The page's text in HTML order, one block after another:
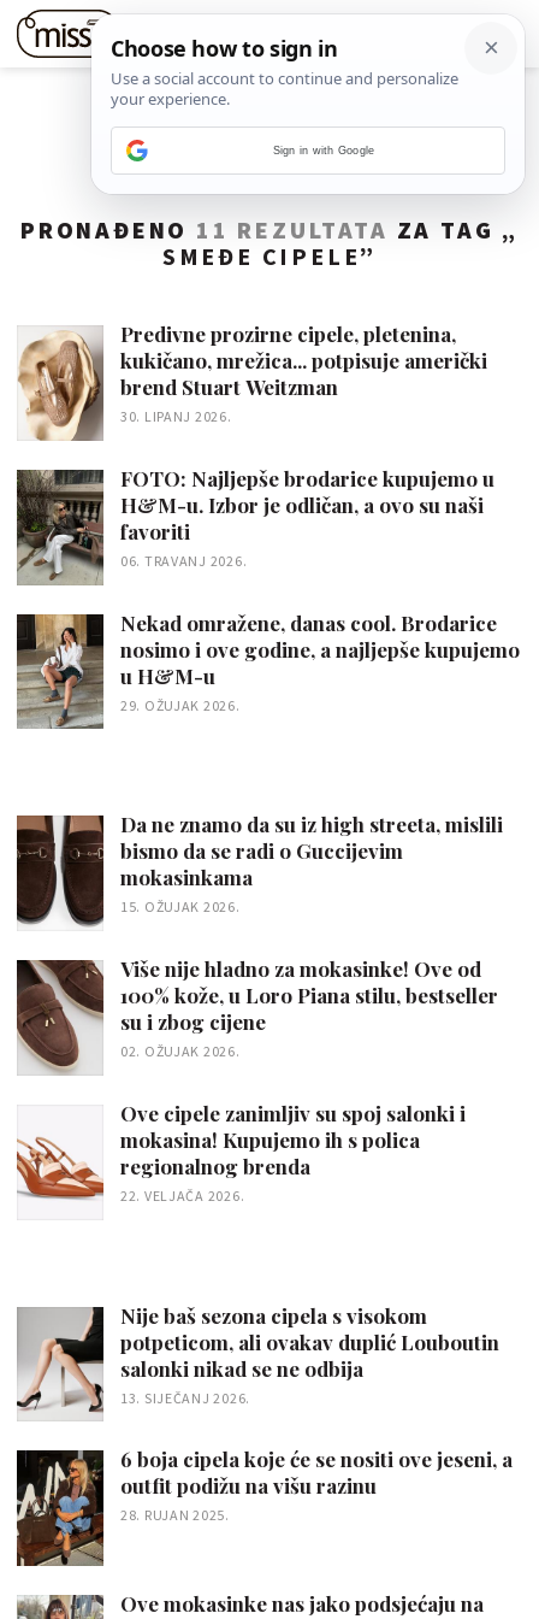
PRONAĐENO 11 REZULTATA ZA TAG „
SMEĐE CIPELE”
Predivne prozirne cipele, pletenina,
kukičano, mrežica... potpisuje američki
brend Stuart Weitzman
30. LIPANJ 2026.
FOTO: Najljepše brodarice kupujemo u
H&M-u. Izbor je odličan, a ovo su naši
favoriti
06. TRAVANJ 2026.
Nekad omražene, danas cool. Brodarice
nosimo i ove godine, a najljepše kupujemo
u H&M-u
29. OŽUJAK 2026.
Da ne znamo da su iz high streeta, mislili
bismo da se radi o Guccijevim
mokasinkama
15. OŽUJAK 2026.
Više nije hladno za mokasinke! Ove od
100% kože, u Loro Piana stilu, bestseller
su i zbog cijene
02. OŽUJAK 2026.
Ove cipele zanimljiv su spoj salonki i
mokasina! Kupujemo ih s polica
regionalnog brenda
22. VELJAČA 2026.
Nije baš sezona cipela s visokom
potpeticom, ali ovakav duplić Louboutin
salonki nikad se ne odbija
13. SIJEČANJ 2026.
6 boja cipela koje će se nositi ove jeseni, a
outfit podižu na višu razinu
28. RUJAN 2025.
Ove mokasinke nas jako podsjećaju na
Sign in with Google